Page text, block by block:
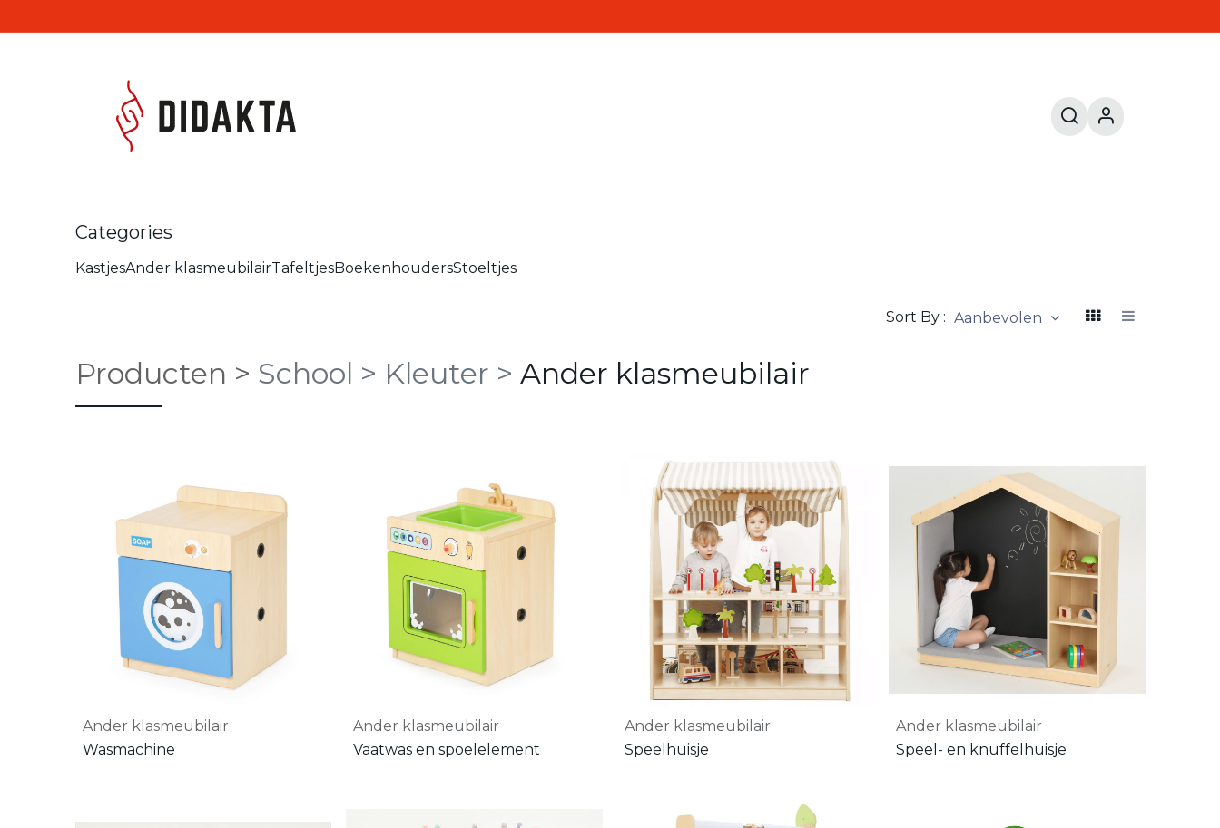
Categories
KastjesAnder klasmeubilairTafeltjesBoekenhoudersStoeltjes
Sort By : Aanbevolen
Producten > School > Kleuter > Ander klasmeubilair
Ander klasmeubilair
Wasmachine
Ander klasmeubilair
Vaatwas en spoelelement
Ander klasmeubilair
Speelhuisje
Ander klasmeubilair
Speel- en knuffelhuisje